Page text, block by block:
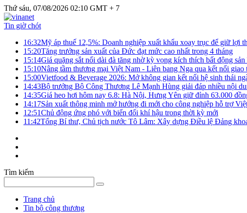
Thứ sáu, 07/08/2026 02:10 GMT + 7
Tin giờ chót
16:32Mỹ áp thuế 12,5%: Doanh nghiệp xuất khẩu xoay trục để giữ lợi
15:20Tăng trưởng sản xuất của Đức đạt mức cao nhất trong 4 tháng
15:14Giá quặng sắt nối dài đà tăng nhờ kỳ vọng kích thích bất động
15:10Nâng tầm thương mại Việt Nam - Liên bang Nga qua kết nối giao
15:00Vietfood & Beverage 2026: Mở không gian kết nối hệ sinh thái
14:43Bộ trưởng Bộ Công Thương Lê Mạnh Hùng giải đáp nhiều nội
14:35Giá heo hơi hôm nay 6.8: Hà Nội, Hưng Yên giữ đỉnh 63.000
14:17Sản xuất thông minh mở hướng đi mới cho công nghiệp hỗ trợ
12:51Chủ động ứng phó với biến đổi khí hậu trong thời kỳ mới
11:42Tổng Bí thư, Chủ tịch nước Tô Lâm: Xây dựng Điều lệ Đảng
Tìm kiếm
Trang chủ
Tin bộ công thương